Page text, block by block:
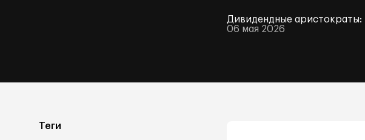
Дивидендные
06 мая 2026
Теги